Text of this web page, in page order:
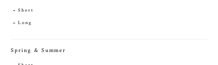
Short
Long
Spring & Summer